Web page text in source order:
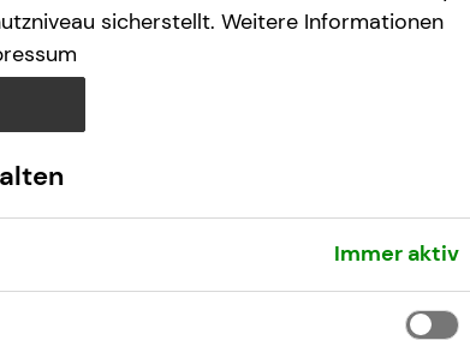
sicherstellt. Weitere Informationen
Immer aktiv